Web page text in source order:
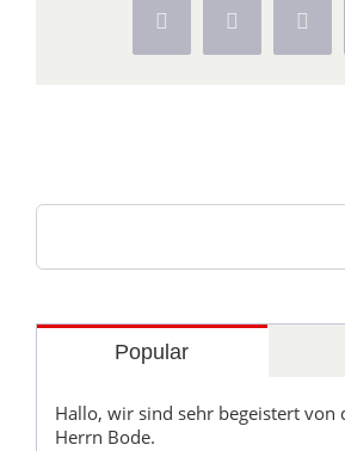
FacebookTwitter
Popular
Hallo, wir sind sehr begeistert von
Herrn Bode.